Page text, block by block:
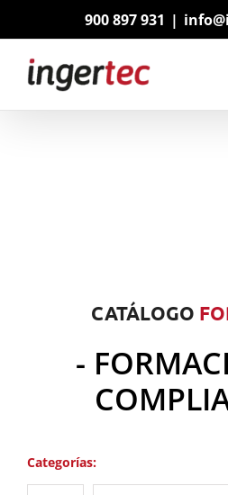
900 897 931 |
CATÁLOGO
-
Categorías: